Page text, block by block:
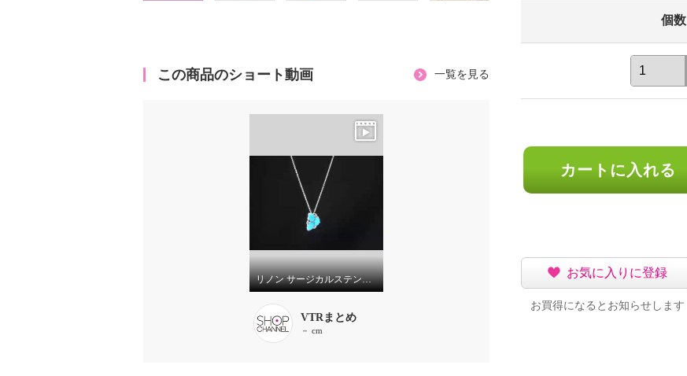
この商品のショート動画 一覧を見る
リノン サージカルステンレス ターコイズ ボリュームペンダント
VTRまとめ
－ cm
個数
カートに入れる
お気に入りに登録
お買得になるとお知らせします